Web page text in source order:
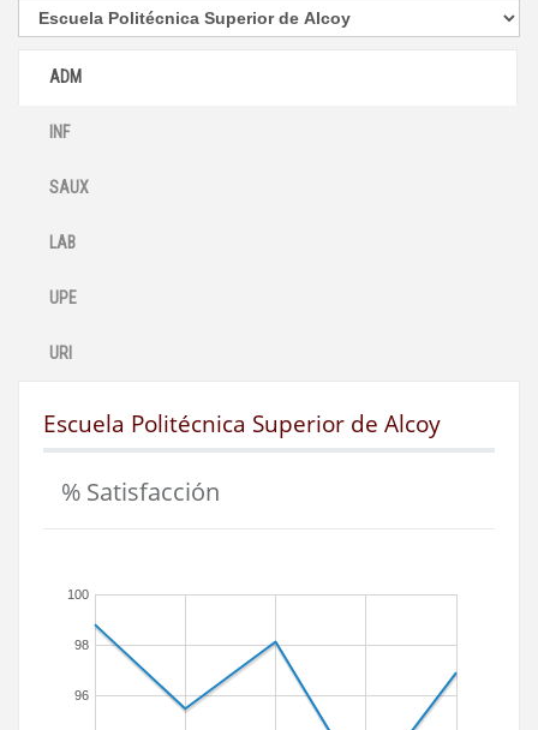
ADM
INF
SAUX
LAB
UPE
URI
Escuela Politécnica Superior de Alcoy
% Satisfacción
96
98
100